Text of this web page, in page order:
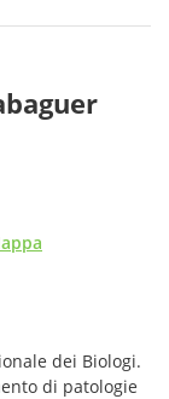
dei Biologi.
di patologie